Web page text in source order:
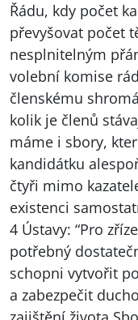
Řádu, kdy počet
převyšovat počet
nesplnitelným
volební komise
členskému
kolik je členů
máme i sbory,
kandidátku
čtyři mimo
existenci
4 Ústavy: “Pro
potřebný
schopni vytvořit
a zabezpečit